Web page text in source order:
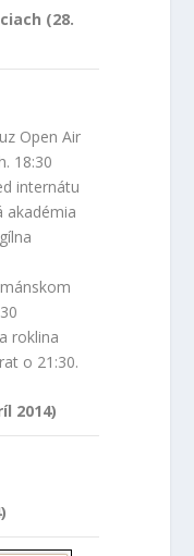
(28.
Open Air
18:30
internátu
akadémia
roklina
o 21:30.
2014)